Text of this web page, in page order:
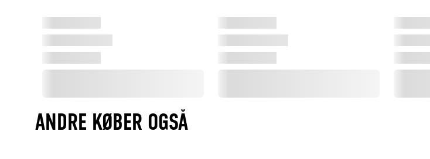
ANDRE KØBER OGSÅ